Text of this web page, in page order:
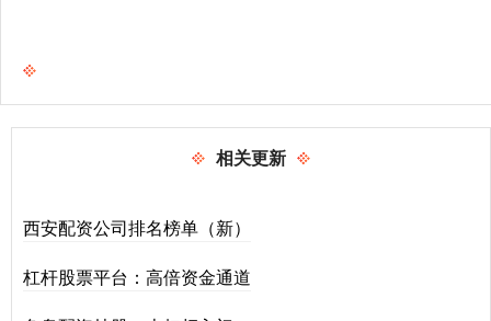
相关更新
西安配资公司排名榜单（新）
杠杆股票平台：高倍资金通道